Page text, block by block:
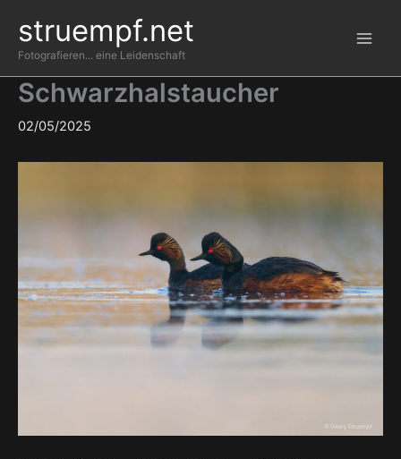
Inhalt
springen
struempf.net
Fotografieren... eine Leidenschaft
Schwarzhalstaucher
02/05/2025